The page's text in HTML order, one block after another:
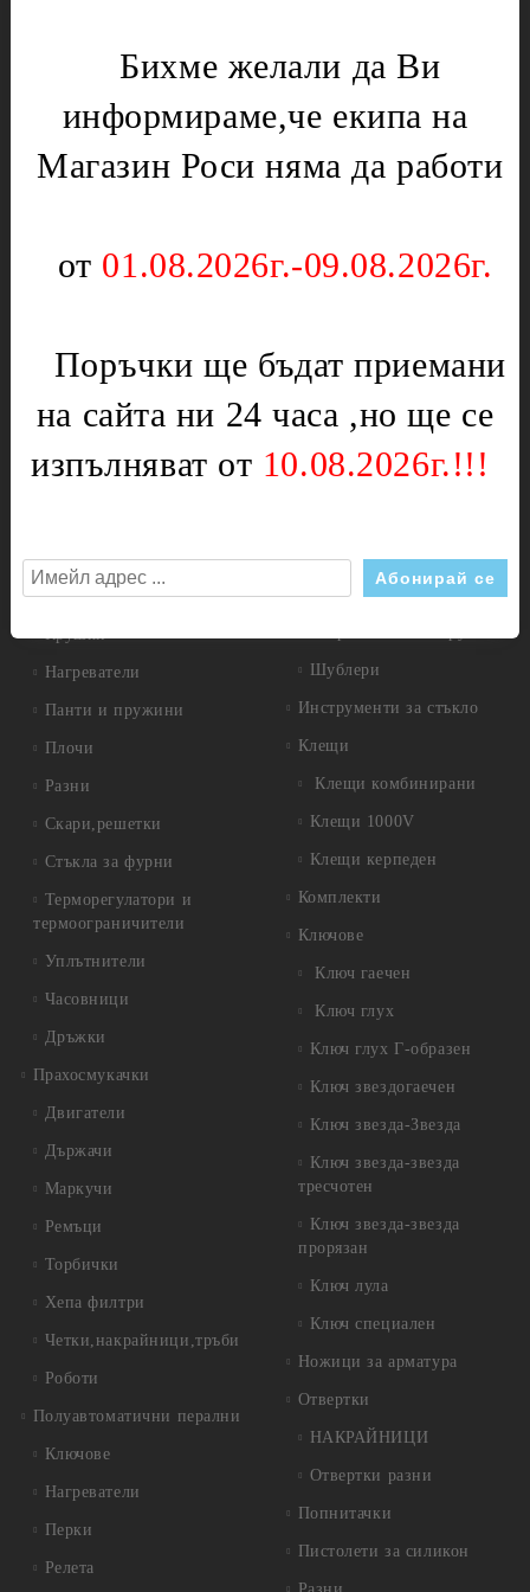
Моторчета
Подложки,водачи,кръстачки,обръчи
Отоплителни печки
Терморегулатори
Печки,фурни и плотове
Вентилатори за
Газови детайли
Ключове
Крушки
Нагреватели
Панти и пружини
Плочи
Разни
Скари,решетки
Стъкла за фурни
Терморегулатори и
термоограничители
Уплътнители
Часовници
Дръжки
Прахосмукачки
Двигатели
Държачи
Маркучи
Ремъци
Торбички
Хепа филтри
Четки,накрайници,тръби
Роботи
Полуавтоматични перални
Ключове
Нагреватели
Перки
Релета
Котлони
Електрически уреди
Котлони
Тостери
Уреди за дома
Бояджиски пистолети
Дискове диамантени
Дискове за метал
Шублери
Инструменти за стъкло
Клещи
Клещи комбинирани
Клещи 1000V
Клещи керпеден
Комплекти
Ключове
Ключ гаечен
Ключ глух
Ключ глух Г-образен
Ключ звездогаечен
Ключ звезда-Звезда
Ключ звезда-звезда
тресчотен
Ключ звезда-звезда
прорязан
Ключ лула
Ключ специален
Ножици за арматура
Отвертки
НАКРАЙНИЦИ
Отвертки разни
Попнитачки
Пистолети за силикон
Бихме желали да Ви
информираме,че екипа на
Магазин Роси няма да работи
от 01.08.2026г.-09.08.2026г.
Поръчки ще бъдат приемани
на сайта ни 24 часа ,но ще се
изпълняват от 10.08.2026г.!!!